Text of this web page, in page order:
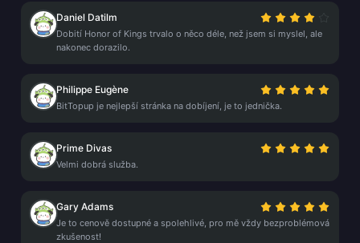
Daniel Datilm
Dobití Honor of Kings trvalo o něco déle, než jsem si myslel, ale
nakonec dorazilo.
Philippe Eugène
BitTopup je nejlepší stránka na dobíjení, je to jednička.
Prime Divas
Velmi dobrá služba.
Gary Adams
Je to cenově dostupné a spolehlivé, pro mě vždy bezproblémová
zkušenost!